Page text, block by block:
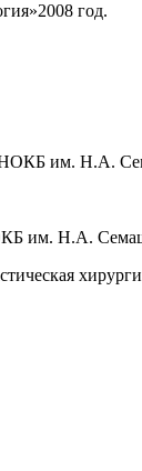
год.
«НОКБ им. Н.А.
им. Н.А.